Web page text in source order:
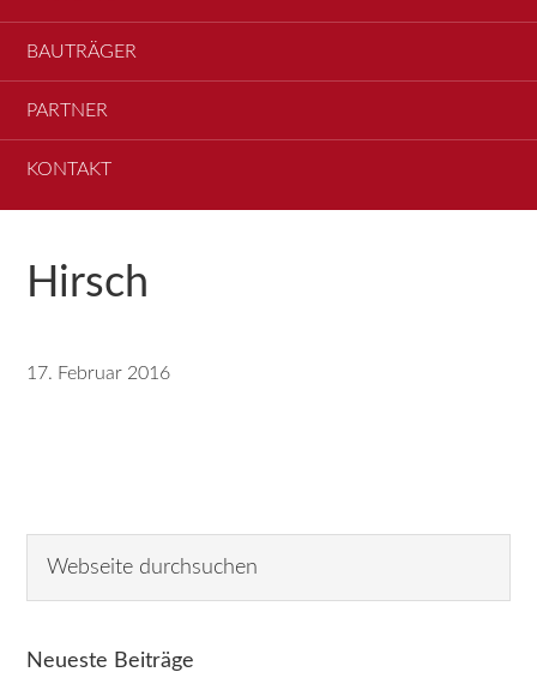
BAUTRÄGER
PARTNER
KONTAKT
Hirsch
17. Februar 2016
Seitenspalte
durchsuchen
Neueste Beiträge